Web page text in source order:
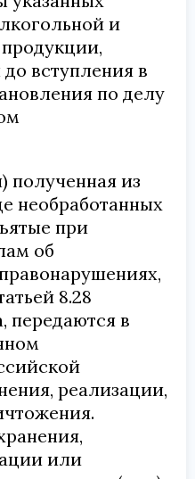
и
вступления в
по делу
полученная из
необработанных
при
об
8.28
передаются в
реализации,
или